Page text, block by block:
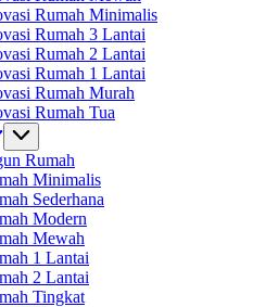
Rumah Minimalis
Rumah 3 Lantai
Rumah 2 Lantai
Rumah 1 Lantai
Rumah Murah
Rumah Tua
Rumah
Minimalis
Sederhana
Modern
Mewah
1 Lantai
2 Lantai
Tingkat